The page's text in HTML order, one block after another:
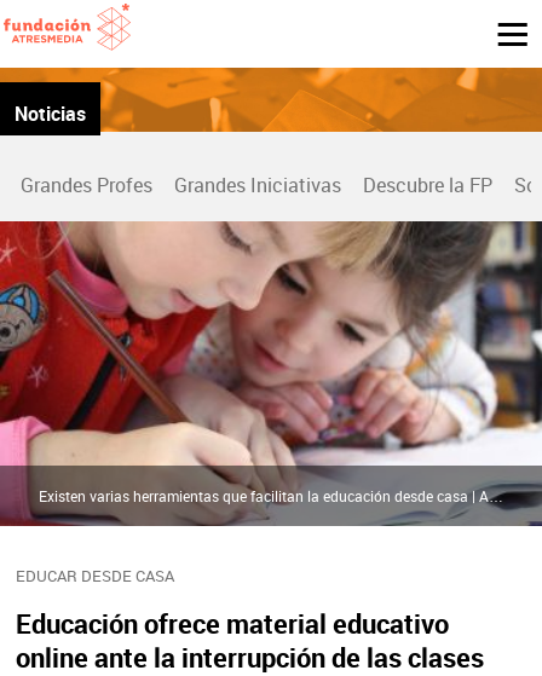
Noticias
Grandes Profes Grandes Iniciativas Descubre la FP
EDUCAR DESDE CASA
Educación ofrece material educativo
online ante la interrupción de las clases
Existen varias herramientas que facilitan la educación desde casa | Archivo